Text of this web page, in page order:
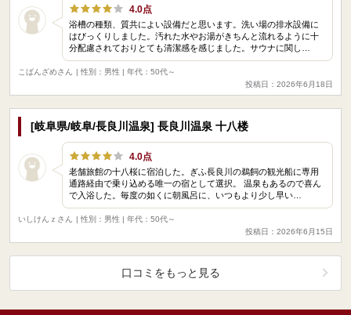
4.0点
浴槽の種類、質共によい設備だと思います。洗い場の排水設備に
はびっくりしました。汚れた水やお湯がきちんと流れるように十
分配慮されておりとても清潔感を感じました。サウナに関し…
こばんざめさん
| 性別：男性 | 年代：50代～
投稿日：2026年6月18日
[岐阜県/岐阜/長良川温泉] 長良川温泉 十八楼
4.0点
老舗旅館の十八桜に宿泊した。ぎふ長良川の鵜飼の観光船に専用
通路経由で乗り込める唯一の宿として選択。 温泉もあるので喜ん
で入浴した。毎度の如くに朝風呂に、いつもより少し早い…
いしけんｚさん
| 性別：男性 | 年代：50代～
投稿日：2026年6月15日
口コミをもっと見る